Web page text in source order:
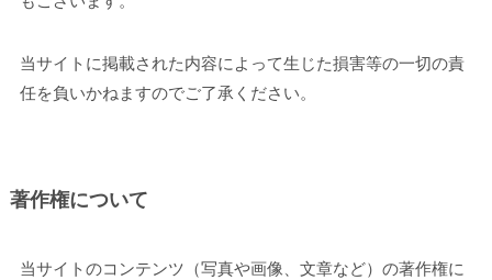
当サイトに掲載された内容によって生じた損害等の一切の責
任を負いかねますのでご了承ください。
著作権について
当サイトのコンテンツ（写真や画像、文章など）の著作権に